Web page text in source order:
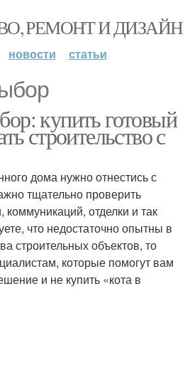
РЕМОНТ И ДИЗАЙН
новости статьи
купить готовый
строительство с
дома нужно отнестись с
тщательно проверить
коммуникаций, отделки и так
что недостаточно опытны в
строительных объектов, то
которые помогут вам
и не купить «кота в